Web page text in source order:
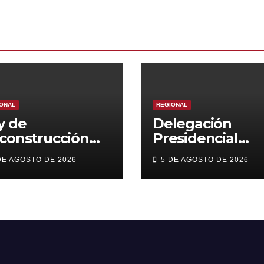
de
nuevas
reactivar la
AGOSTO DE 2026
REGIONAL
Delegación
Presidencial
Regional
a Junta de
Villa Portal de
5 DE AGOSTO DE 2026